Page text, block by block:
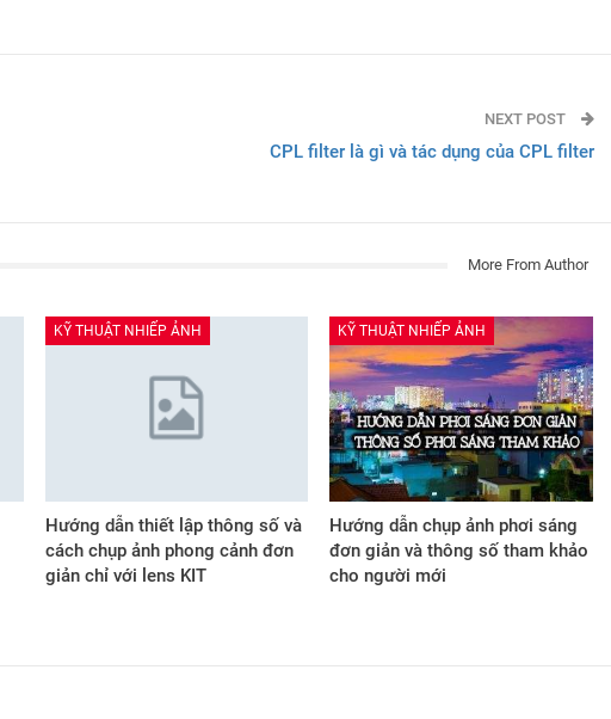
NEXT POST
CPL filter là gì và tác dụng của CPL filter
More From Author
KỸ THUẬT NHIẾP ẢNH
Hướng dẫn thiết lập thông số và
cách chụp ảnh phong cảnh đơn
giản chỉ với lens KIT
KỸ THUẬT NHIẾP ẢNH
Hướng dẫn chụp ảnh phơi sáng
đơn giản và thông số tham khảo
cho người mới